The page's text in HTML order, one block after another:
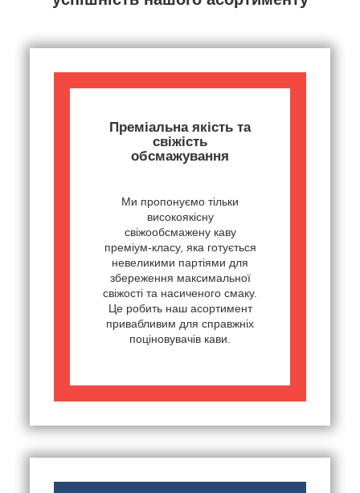
Преміальна якість та
свіжість
обсмажування
Ми пропонуємо тільки
високоякісну
свіжообсмажену каву
преміум-класу, яка готується
невеликими партіями для
збереження максимальної
свіжості та насиченого смаку.
Це робить наш асортимент
привабливим для справжніх
поціновувачів кави.